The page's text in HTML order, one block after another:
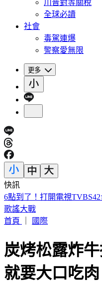
川普對等關稅
全球必讀
社會
毒駕連爆
警察愛無限
更多
快訊
詐團下重本「先發薪」再
首頁｜ 國際
炭烤松露炸
就要大口吃肉